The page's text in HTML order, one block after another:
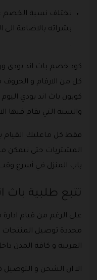
تختلف نسبة الخصم
بشرائه بالاضافة الى
.
كل من الارقام و
كوبون باث اند بودي
والسنة التي يقام فيها
فقط كل ماعليك
المشتريات حتى تتمكن
باب المنزل في أسرع
تتبع طلبية باث
على الرغم من قيام
محددة توصيل المنتجات
العربية و كافة المدن
الا ان الشحن و التوصيل